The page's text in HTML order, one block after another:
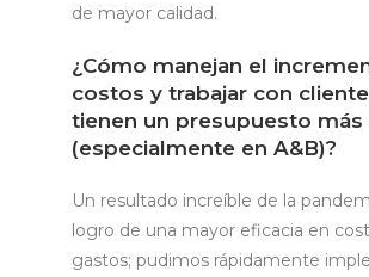
de mayor calidad.
¿Cómo manejan el
costos y trabajar con
tienen un presupuesto
(especialmente en A&B)?
Un resultado increíble de la
logro de una mayor eficacia en
gastos; pudimos rápidamente